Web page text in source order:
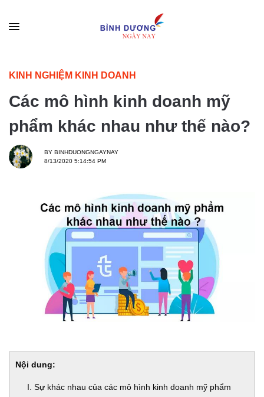
KINH NGHIỆM KINH DOANH
Các mô hình kinh doanh mỹ
phẩm khác nhau như thế nào?
BY BINHDUONGNGAYNAY
8/13/2020 5:14:54 PM
Nội dung:
I. Sự khác nhau của các mô hình kinh doanh mỹ phẩm